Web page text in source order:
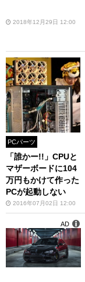
2018年12月29日 12:00
PCパーツ
「誰かー!!」CPUと
マザーボードに104
万円もかけて作った
PCが起動しない
2016年07月02日 12:00
AD